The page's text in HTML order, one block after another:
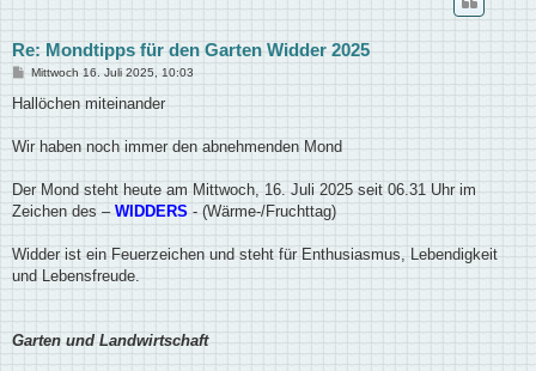
Re: Mondtipps für den Garten Widder 2025
B
i
a
Mittwoch 16. Juli 2025, 10:03
Hallöchen miteinander
Wir haben noch immer den abnehmenden Mond
Der Mond steht heute am Mittwoch, 16. Juli 2025 seit 06.31 Uhr im
Zeichen des – WIDDERS - (Wärme-/Fruchttag)
Widder ist ein Feuerzeichen und steht für Enthusiasmus, Lebendigkeit
und Lebensfreude.
Garten und Landwirtschaft